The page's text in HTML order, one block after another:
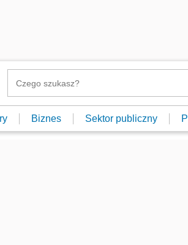
Biznes Sektor publiczny